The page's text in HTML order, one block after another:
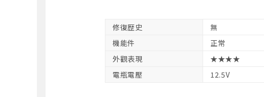
修復歴史 無
機能件
正常
外觀表現
★★★★
電瓶電壓
12.5V